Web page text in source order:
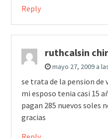
Reply
ruthcalsin
mayo 27, 2009 a
se trata de la pension de
mi esposo tenia casi 15
pagan 285 nuevos soles
gracias